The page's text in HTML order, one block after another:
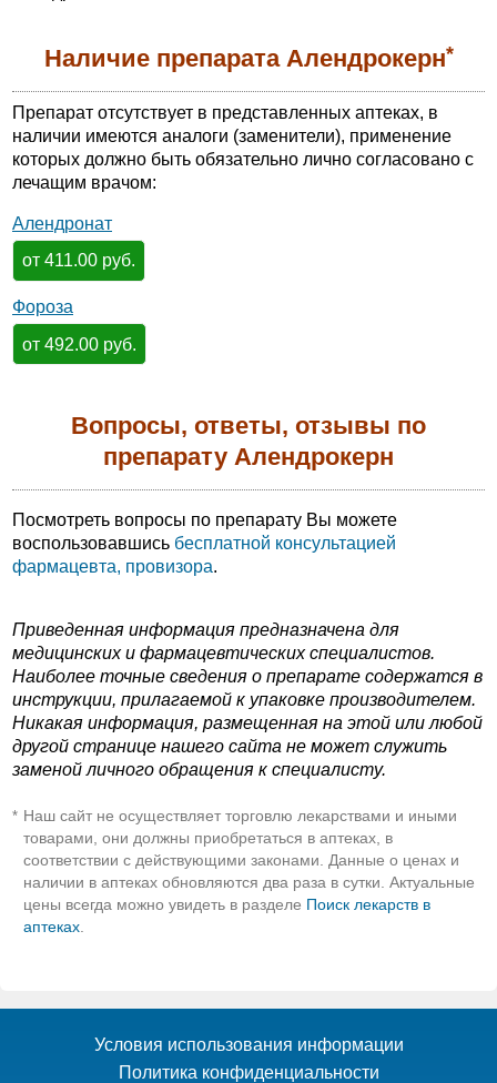
Наличие препарата Алендрокерн*
Препарат отсутствует в представленных аптеках, в
наличии имеются аналоги (заменители), применение
которых должно быть обязательно лично согласовано с
лечащим врачом:
Алендронат
от 411.00 руб.
Фороза
от 492.00 руб.
Вопросы, ответы, отзывы по
препарату Алендрокерн
Посмотреть вопросы по препарату Вы можете
воспользовавшись бесплатной консультацией
фармацевта, провизора.
Приведенная информация предназначена для
медицинских и фармацевтических специалистов.
Наиболее точные сведения о препарате содержатся в
инструкции, прилагаемой к упаковке производителем.
Никакая информация, размещенная на этой или любой
другой странице нашего сайта не может служить
заменой личного обращения к специалисту.
* Наш сайт не осуществляет торговлю лекарствами и иными
товарами, они должны приобретаться в аптеках, в
соответствии с действующими законами. Данные о ценах и
наличии в аптеках обновляются два раза в сутки. Актуальные
цены всегда можно увидеть в разделе Поиск лекарств в
аптеках.
Условия использования информации
Политика конфиденциальности